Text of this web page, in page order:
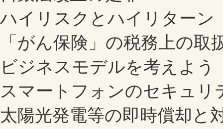
ハイリスクとハイリターン
「がん保険」の税務上の
ビジネスモデルを考えよう
スマートフォンのセキュリ
太陽光発電等の即時償却と